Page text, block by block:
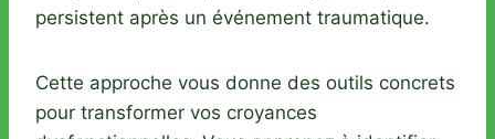
persistent après un événement traumatique.
Cette approche vous donne des outils concrets
pour transformer vos croyances